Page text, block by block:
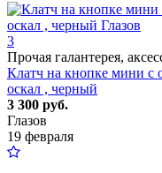
3
Прочая галантерея,
Клатч на кнопке мини с
оскал , черный
3 300 руб.
Глазов
19 февраля